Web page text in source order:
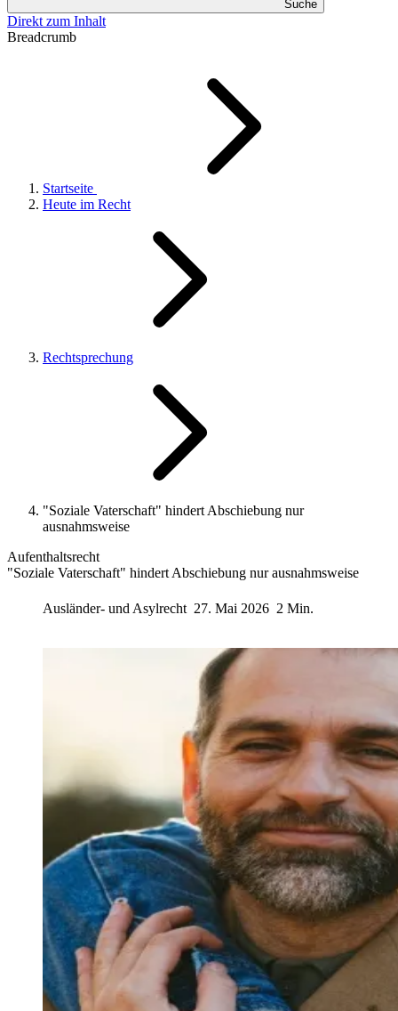
Suche
Direkt zum Inhalt
Breadcrumb
Startseite
Heute im Recht
Rechtsprechung
"Soziale Vaterschaft" hindert Abschiebung nur
ausnahmsweise
Aufenthaltsrecht
"Soziale Vaterschaft" hindert Abschiebung nur ausnahmsweise
Ausländer- und Asylrecht 27. Mai 2026 2 Min.